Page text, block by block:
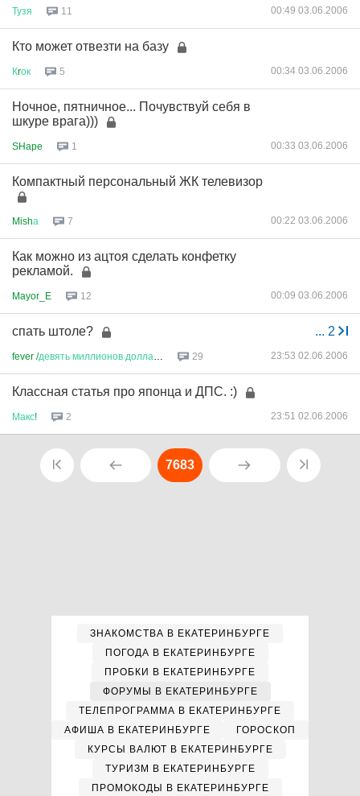
Тузя 11 00:49 03.06.2006
Кто может отвезти на базу
Кrок 5 00:34 03.06.2006
Ночное, пятничное... Почувствуй себя в
шкуре врага)))
SHape 1 00:33 03.06.2006
Компактный персональный ЖК телевизор
Mishа 7 00:22 03.06.2006
Как можно из ацтоя сделать конфетку
рекламой.
Mayor_E 12 00:09 03.06.2006
... 2
спать штоле?
fever /девять миллионов доллар 29 23:53 02.06.2006
Классная статья про японца и ДПС. :)
Макс! 2 23:51 02.06.2006
7683
ЗНАКОМСТВА В ЕКАТЕРИНБУРГЕ
ПОГОДА В ЕКАТЕРИНБУРГЕ
ПРОБКИ В ЕКАТЕРИНБУРГЕ
ФОРУМЫ В ЕКАТЕРИНБУРГЕ
ТЕЛЕПРОГРАММА В ЕКАТЕРИНБУРГЕ
АФИША В ЕКАТЕРИНБУРГЕ
ГОРОСКОП
КУРСЫ ВАЛЮТ В ЕКАТЕРИНБУРГЕ
ТУРИЗМ В ЕКАТЕРИНБУРГЕ
ПРОМОКОДЫ В ЕКАТЕРИНБУРГЕ